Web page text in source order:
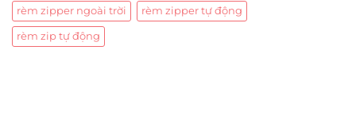
rèm zipper ngoài trời rèm zipper tự động
rèm zip tự động